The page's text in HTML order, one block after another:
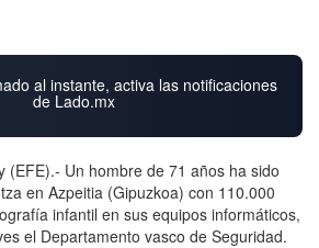
al instante, activa las notificaciones
de Lado.mx
(EFE).- Un hombre de 71 años ha sido
en Azpeitia (Gipuzkoa) con 110.000
infantil en sus equipos informáticos,
el Departamento vasco de Seguridad.